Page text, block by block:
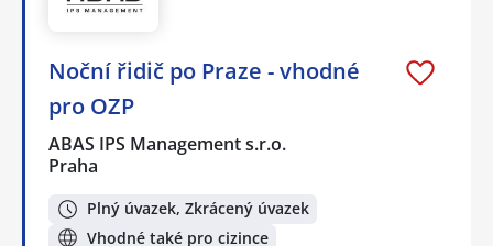
Noční řidič po Praze - vhodné
pro OZP
ABAS IPS Management s.r.o.
Praha
Plný úvazek, Zkrácený úvazek
Vhodné také pro cizince